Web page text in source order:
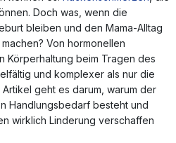
Doch was, wenn die
bleiben und den Mama-Alltag
Von hormonellen
Körperhaltung beim Tragen des
und komplexer als nur die
geht es darum, warum der
Handlungsbedarf besteht und
wirklich Linderung verschaffen